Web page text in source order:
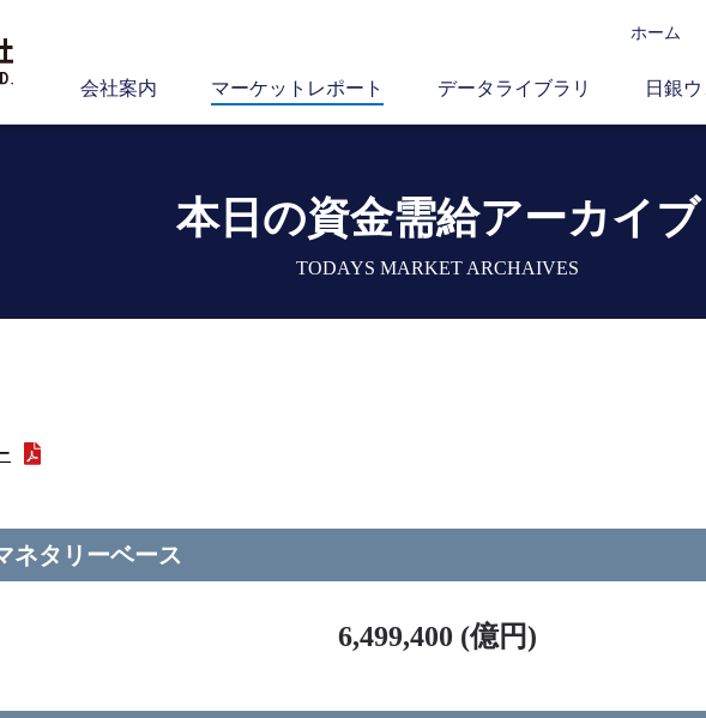
ホーム
会社案内 マーケットレポート データライブラリ 日銀
本日の資金需給アーカイブ
TODAYS MARKET ARCHAIVES
ネタリーベース
6,499,400 (億円)